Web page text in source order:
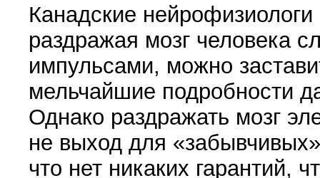
Канадские
раздражая мозг человека
импульсами, можно
мельчайшие подробности
Однако раздражать мозг
не выход для «
что нет никаких гарантий,